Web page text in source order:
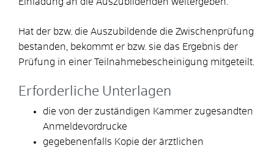
Hat der bzw. die Auszubildende die Zwischenprüfung
bestanden, bekommt er bzw. sie das Ergebnis der
Prüfung in einer Teilnahmebescheinigung mitgeteilt.
Erforderliche Unterlagen
die von der zuständigen Kammer zugesandten
Anmeldevordrucke
gegebenenfalls Kopie der ärztlichen